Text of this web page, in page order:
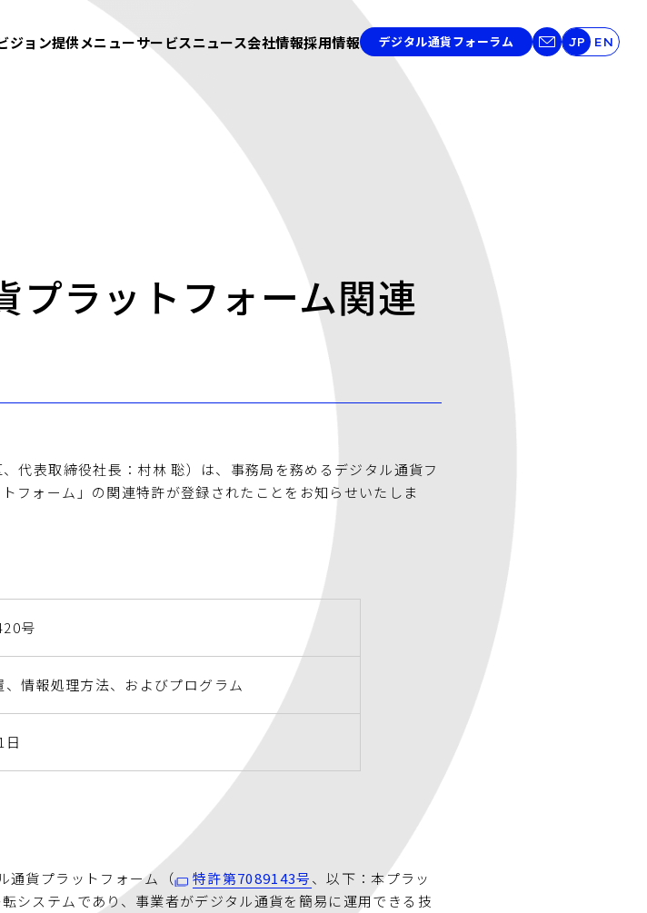
ジョン提供メニューサービスニュース会社情報採用情報 デジタル通貨フォーラム JP EN
プラットフォーム関連
代表取締役社長：村林 聡）は、事務局を務めるデジタル通貨フ
フォーム」の関連特許が登録されたことをお知らせいたしま
号
、情報処理方法、およびプログラム
日
通貨プラットフォーム（
特許第7089143号、以下：本プラッ
システムであり、事業者がデジタル通貨を簡易に運用できる技